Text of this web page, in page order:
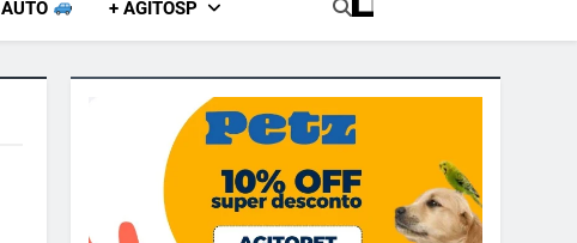
AUTO + AGITOSP